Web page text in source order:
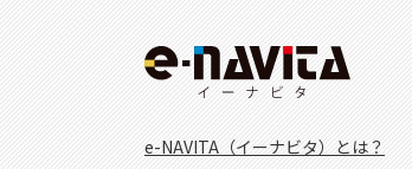
e-NAVITA（イーナビタ）とは？